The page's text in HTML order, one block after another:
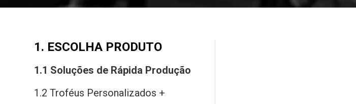
1. ESCOLHA PRODUTO
1.1 Soluções de Rápida Produção
1.2 Troféus Personalizados +